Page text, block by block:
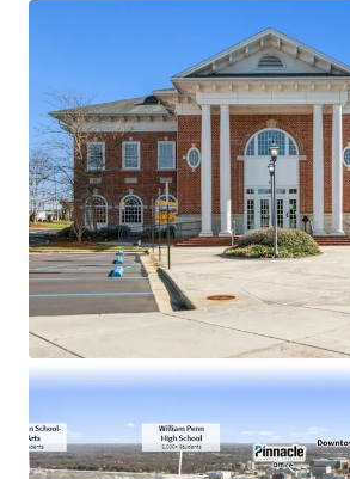
Operating on an absolute NNN
of lease term remaining and
escalations
Pinnacle Financial Partners is
TN & largest bank holding
investment grade rating
Executive office location for
operations
1 mile from High Point
College in South)
Associates
Less than one mile from a new